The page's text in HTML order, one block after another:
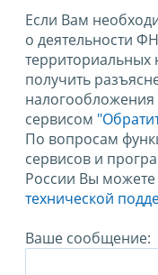
Если Вам
о деятельности
территориальных
получить
налогообложения
сервисом
По вопросам
сервисов и
России Вы можете
технической
Ваше сообщение: